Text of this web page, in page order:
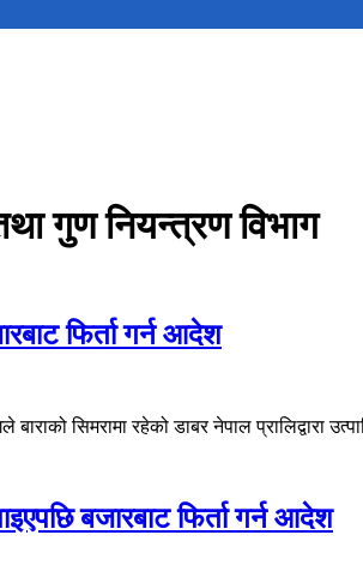
गुण नियन्त्रण विभाग
फिर्ता गर्न आदेश
सिमरामा रहेको डाबर नेपाल प्रालिद्वारा
बजारबाट फिर्ता गर्न आदेश